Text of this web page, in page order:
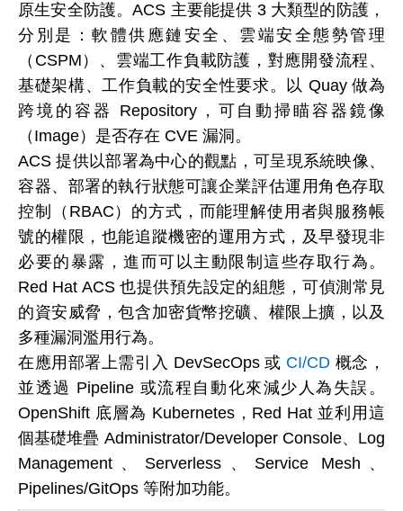
原生安全防護。ACS 主要能提供 3 大類型的防護，
分別是：軟體供應鏈安全、雲端安全態勢管理
（CSPM）、雲端工作負載防護，對應開發流程、
基礎架構、工作負載的安全性要求。以 Quay 做為
跨境的容器 Repository，可自動掃瞄容器鏡像
（Image）是否存在 CVE 漏洞。
ACS 提供以部署為中心的觀點，可呈現系統映像、
容器、部署的執行狀態可讓企業評估運用角色存取
控制（RBAC）的方式，而能理解使用者與服務帳
號的權限，也能追蹤機密的運用方式，及早發現非
必要的暴露，進而可以主動限制這些存取行為。
Red Hat ACS 也提供預先設定的組態，可偵測常見
的資安威脅，包含加密貨幣挖礦、權限上擴，以及
多種漏洞濫用行為。
在應用部署上需引入 DevSecOps 或 CI/CD 概念，
並透過 Pipeline 或流程自動化來減少人為失誤。
OpenShift 底層為 Kubernetes，Red Hat 並利用這
個基礎堆疊 Administrator/Developer Console、Log
Management、Serverless、Service Mesh、
Pipelines/GitOps 等附加功能。